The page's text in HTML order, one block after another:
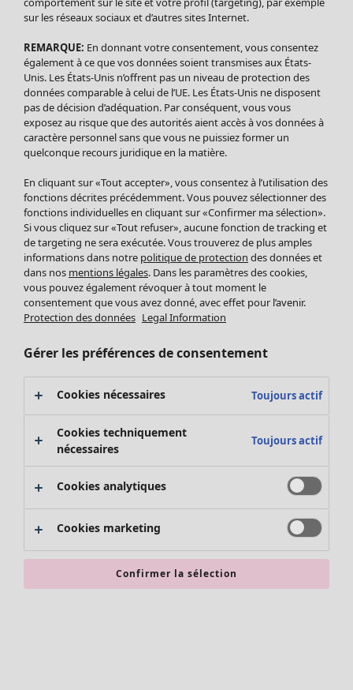
Tous les vêtements
Robes
Tuniques
Blouses
Tops
Gilets
Pantalon
Jupes
Leggings et collants
Accessoires
Chaussures
Vêtements de bain
Basics
Soldes Mobilier
Bonnes affaires déco
Décoration
Textiles
Tapis
Éponge
Promos SOLDES
Les promos de Gudrun Sjödén
Nouvel arrivage
Bonnes affaires en soldes - jusqu'à -70
sur les réseaux sociaux et d’autres sites Internet.
REMARQUE: En donnant votre consentement, vous consentez
également à ce que vos données soient transmises aux États-
Unis. Les États-Unis n’offrent pas un niveau de protection des
données comparable à celui de l’UE. Les États-Unis ne disposent
pas de décision d’adéquation. Par conséquent, vous vous
exposez au risque que des autorités aient accès à vos données à
caractère personnel sans que vous ne puissiez former un
quelconque recours juridique en la matière.
En cliquant sur «Tout accepter», vous consentez à l’utilisation des
fonctions décrites précédemment. Vous pouvez sélectionner des
fonctions individuelles en cliquant sur «Confirmer ma sélection».
Si vous cliquez sur «Tout refuser», aucune fonction de tracking et
de targeting ne sera exécutée. Vous trouverez de plus amples
informations dans notre politique de protection des données et
dans nos mentions légales. Dans les paramètres des cookies,
vous pouvez également révoquer à tout moment le
consentement que vous avez donné, avec effet pour l’avenir.
Protection des données Legal Information
Gérer les préférences de consentement
Cookies nécessaires Toujours actif
Cookies techniquement
nécessaires
Toujours actif
Cookies analytiques
Cookies marketing
Confirmer la sélection